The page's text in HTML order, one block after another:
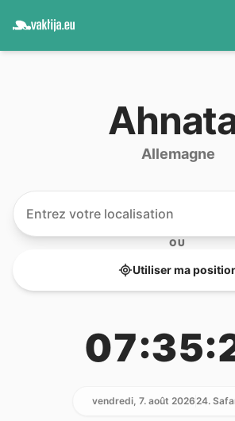
Allemagne
OU
Utiliser ma
vendredi, 7. août 202624.